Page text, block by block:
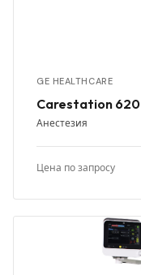
GE HEALTHCARE
Carestation 620
Анестезия
Цена по запросу